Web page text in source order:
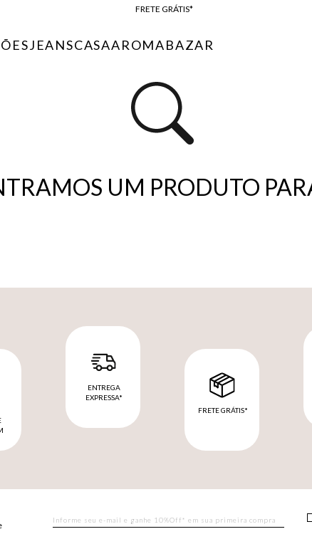
FRETE GRÁTIS*
10% OFF NA PRIMEIRA COMPRA*
JEANSCASAAROMABAZAR
UM PRODUTO
ENTREGA
EXPRESSA*
FRETE GRÁTIS*